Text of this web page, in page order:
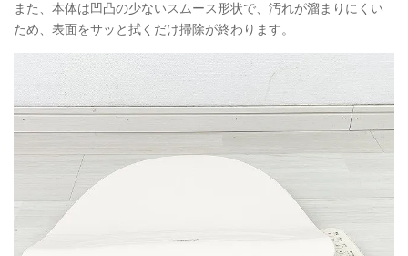
また、本体は凹凸の少ないスムース形状で、汚れが溜まりにくい
ため、表面をサッと拭くだけ掃除が終わります。